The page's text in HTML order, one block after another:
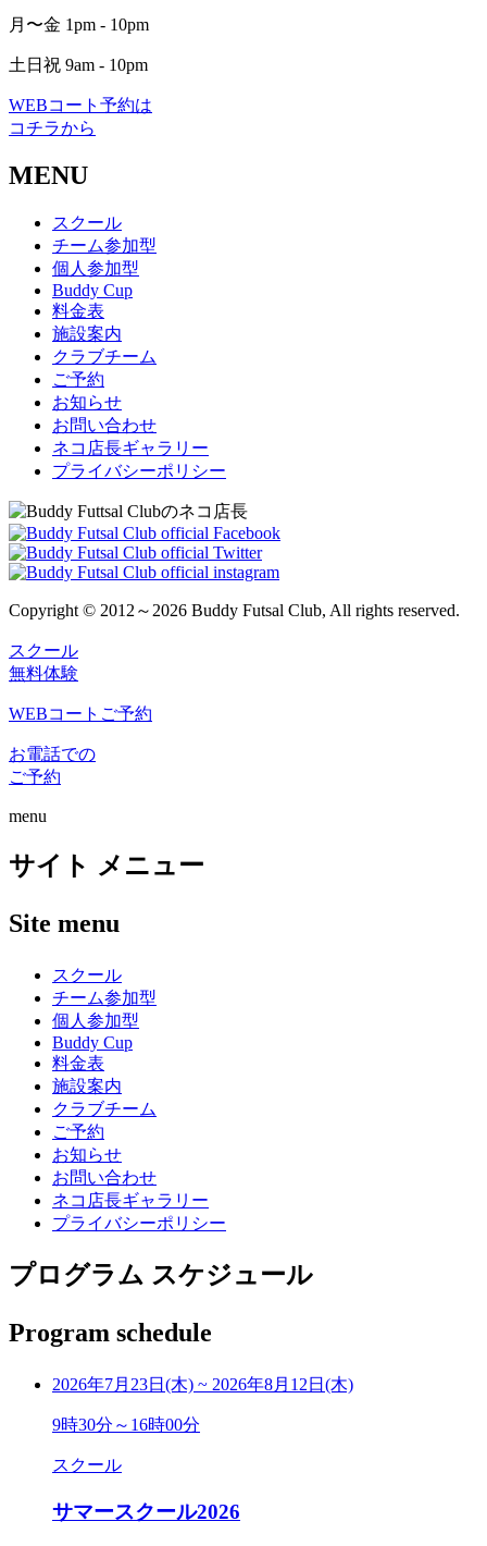
月〜金 1pm - 10pm
土日祝 9am - 10pm
WEBコート予約は
コチラから
MENU
スクール
チーム参加型
個人参加型
Buddy Cup
料金表
施設案内
クラブチーム
ご予約
お知らせ
お問い合わせ
ネコ店長ギャラリー
プライバシーポリシー
Copyright © 2012～2026 Buddy Futsal Club, All rights reserved.
スクール
無料体験
WEBコートご予約
お電話での
ご予約
menu
サイト メニュー
Site menu
スクール
チーム参加型
個人参加型
Buddy Cup
料金表
施設案内
クラブチーム
ご予約
お知らせ
お問い合わせ
ネコ店長ギャラリー
プライバシーポリシー
プログラム スケジュール
Program schedule
2026年7月23日(木) ~ 2026年8月12日(木)
9時30分～16時00分
スクール
サマースクール2026